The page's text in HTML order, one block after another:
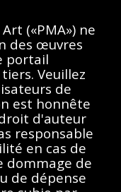
ou
terme
<< < >>>
(«PMA») ne
des œuvres
portail
Veuillez
de
est honnête
d'auteur
responsable
en cas de
dommage de
de dépense